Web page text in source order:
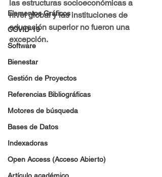
Elementos Gráficos
COVID-19
Software
Bienestar
Gestión de Proyectos
Referencias Bibliográficas
Motores de búsqueda
Bases de Datos
Indexadoras
Open Access (Acceso Abierto)
las estructuras socioeconómicas a
nivel global y las instituciones de
educación superior no fueron una
excepción.